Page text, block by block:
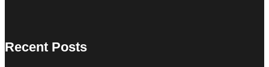
Recent Posts